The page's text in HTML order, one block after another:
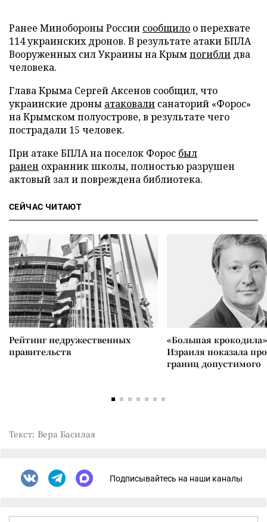
Ранее Минобороны России сообщило о перехвате
114 украинских дронов. В результате атаки БПЛА
Вооруженных сил Украины на Крымпогибли два
человека.
Глава Крыма Сергей Аксенов сообщил, что
украинские дроны атаковали санаторий «Форос»
на Крымском полуострове, в результате чего
пострадали 15 человек.
При атаке БПЛА на поселок Форос был
ранен охранник школы, полностью разрушен
актовый зал и повреждена библиотека.
СЕЙЧАС ЧИТАЮТ
Рейтинг недружественных
правительств
«Большая
Израиля показала
границ допустимого
Текст: Вера Басилая
Подписывайтесь на наши каналы